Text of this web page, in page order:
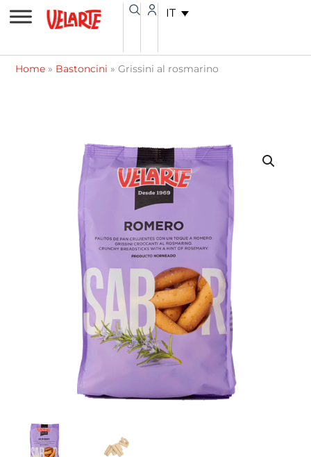
contenuto
Vai
IT
Home » Bastoncini »Grissini al rosmarino